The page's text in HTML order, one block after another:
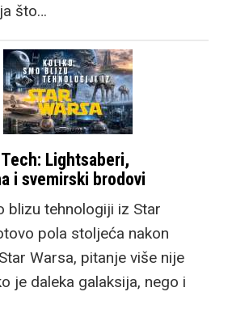
što…
Lightsaberi,
i svemirski brodovi
blizu tehnologiji iz Star
pola stoljeća nakon
Warsa, pitanje više nije
je daleka galaksija, nego i